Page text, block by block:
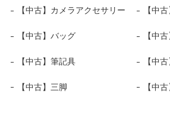
【中古】カメラアクセサリー 【中
【中古】バッグ 【中
【中古】筆記具 【中
【中古】三脚 【中